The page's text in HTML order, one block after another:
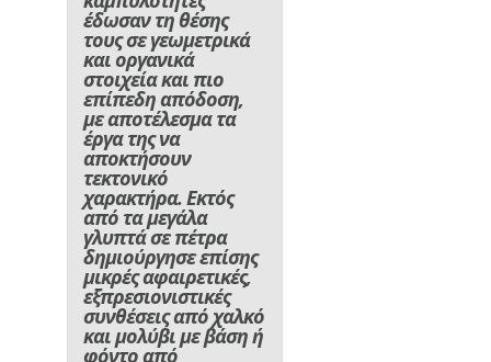
έδωσαν τη θέσης
τους σε γεωμετρικά
και οργανικά
στοιχεία και πιο
επίπεδη απόδοση,
με αποτέλεσμα τα
έργα της να
αποκτήσουν
τεκτονικό
χαρακτήρα. Εκτός
από τα μεγάλα
γλυπτά σε πέτρα
δημιούργησε επίσης
μικρές αφαιρετικές,
εξπρεσιονιστικές
συνθέσεις από χαλκό
και μολύβι με βάση ή
φόντο από